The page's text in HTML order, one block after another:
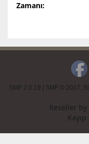
Zamanı:
SMF 2.0.19 SMF © 2017,
Reseller by